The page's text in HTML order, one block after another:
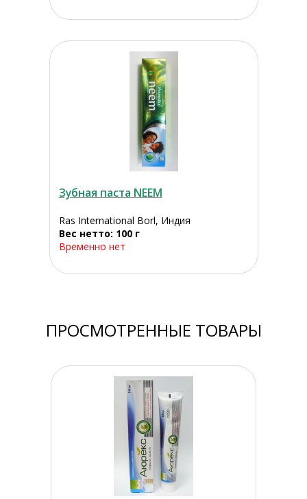
Зубная паста NEEM
Ras International Borl, Индия
Вес нетто: 100 г
Временно нет
ПРОСМОТРЕННЫЕ ТОВАРЫ